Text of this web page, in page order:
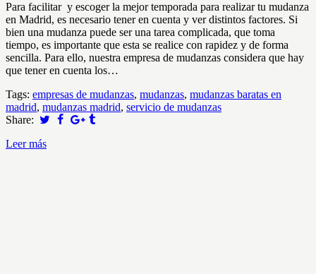
Para facilitar y escoger la mejor temporada para realizar tu mudanza
en Madrid, es necesario tener en cuenta y ver distintos factores. Si
bien una mudanza puede ser una tarea complicada, que toma
tiempo, es importante que esta se realice con rapidez y de forma
sencilla. Para ello, nuestra empresa de mudanzas considera que hay
que tener en cuenta los…
Tags: empresas de mudanzas, mudanzas, mudanzas baratas en
madrid, mudanzas madrid, servicio de mudanzas
Share:
Leer más